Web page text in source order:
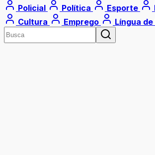
Policial
Política Esporte
Cultura
Emprego Língua de